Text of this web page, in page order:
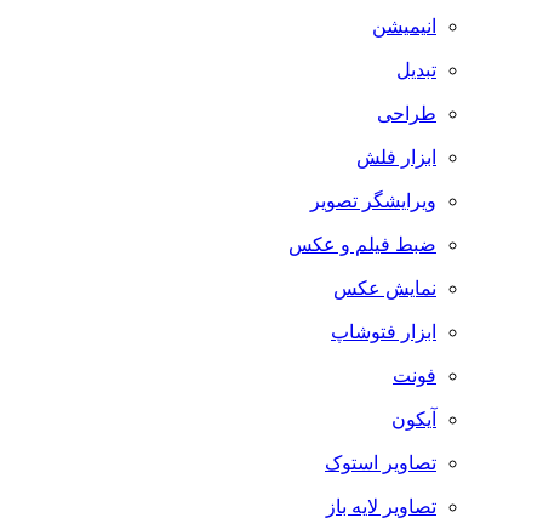
انیمیشن
تبدیل
طراحی
ابزار فلش
ویرایشگر تصویر
ضبط فيلم و عكس
نمایش عکس
ابزار فتوشاپ
فونت
آیکون
تصاویر استوک
تصاویر لایه باز